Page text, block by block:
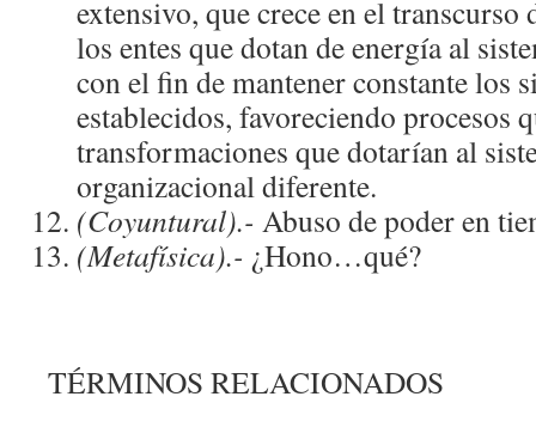
extensivo, que crece en el transcurso
los entes que dotan de energía al
con el fin de mantener constante los
establecidos, favoreciendo procesos
transformaciones que dotarían al
organizacional diferente.
(Coyuntural).- Abuso de poder en
(Metafísica).- ¿Hono…qué?
TÉRMINOS RELACIONADOS